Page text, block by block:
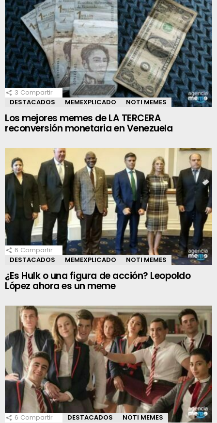
3 Compartir
DESTACADOS
MEMEXPLICADO NOTI MEMES
Los mejores memes de LA TERCERA
reconversión monetaria en Venezuela
6 Compartir
DESTACADOS
MEMEXPLICADO NOTI MEMES
¿Es Hulk o una figura de acción? Leopoldo
López ahora es un meme
6 Compartir DESTACADOS NOTI MEMES